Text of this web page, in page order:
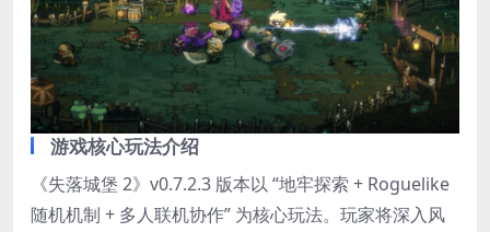
游戏核心玩法介绍
《失落城堡 2》v0.7.2.3 版本以 “地牢探索 + Roguelike
随机机制 + 多人联机协作” 为核心玩法。玩家将深入风